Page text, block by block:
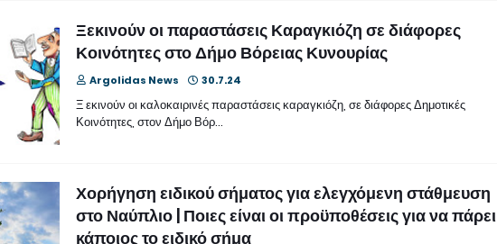
Ξεκινούν οι παραστάσεις Καραγκιόζη σε διάφορες
Κοινότητες στο Δήμο Βόρειας Κυνουρίας
Argolidas News 30.7.24
Ξ εκινούν οι καλοκαιρινές παραστάσεις καραγκιόζη, σε διάφορες Δημοτικές
Κοινότητες, στον Δήμο Βόρ…
Χορήγηση ειδικού σήματος για ελεγχόμενη στάθμευση
στο Ναύπλιο | Ποιες είναι οι προϋποθέσεις για να πάρει
κάποιος το ειδικό σήμα